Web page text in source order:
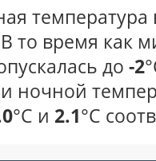
температура
то время как
до -2
ночной
°С и 2.1°С